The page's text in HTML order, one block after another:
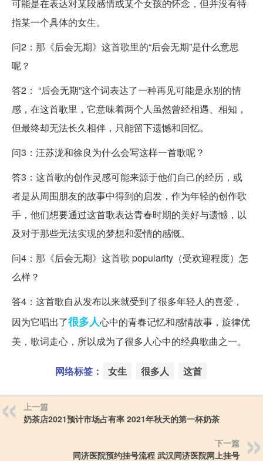
可能是在表达对某段感情或某个女孩的怀念，但并没有特
指某一个具体的女生。
问2：那《后会无期》这首歌里的“后会无期”是什么意思
呢？
答2： “后会无期”这个词表达了一种再见可能是永别的情
感，在这首歌里，它意味着两个人虽然曾经相遇、相知，
但最终却无法长久相伴，只能留下遗憾和回忆。
问3：汪苏泷和徐良为什么会写这样一首歌呢？
答3：这首歌的创作灵感可能来源于他们自己的经历，或
者是从周围朋友的故事中得到的启发，作为年轻的创作歌
手，他们想要通过这首歌表达青春时期的美好与遗憾，以
及对于那些无法实现的梦想和爱情的感慨。
问4：那《后会无期》这首歌 popularity（受欢迎程度）怎
么样？
答4：这首歌自从发布以来就受到了很多年轻人的喜爱，
因为它唱出了很多人心中的青春记忆和感情故事，旋律优
美，歌词走心，所以成为了很多人心中的经典歌曲之一。
网络标签： 女生 很多人 这首
上一篇
奶茶店2021预计市场占有率 2021年秋天的第一杯奶茶
下一篇
同济医院预约挂号流程 武汉同济医院网上挂号